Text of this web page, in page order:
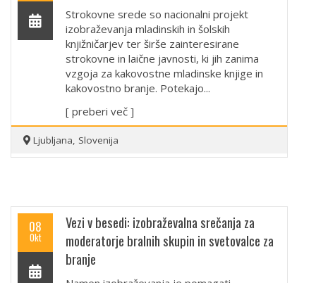
Strokovne srede so nacionalni projekt
izobraževanja mladinskih in šolskih
knjižničarjev ter širše zainteresirane
strokovne in laične javnosti, ki jih zanima
vzgoja za kakovostne mladinske knjige in
kakovostno branje. Potekajo...
[ preberi več ]
Ljubljana, Slovenija
08
Okt
Vezi v besedi: izobraževalna srečanja za
moderatorje bralnih skupin in svetovalce za
branje